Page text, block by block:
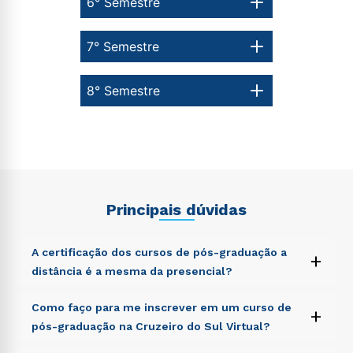
8° Semestre
7° Semestre
Principais dúvidas
A certificação dos cursos de pós-graduação a
distância é a mesma da presencial?
+
Sed ut perspiciatis unde omnis iste natus error sit
voluptatem accusantium doloremque laudantium,
totam rem aperiam, eaque ipsa quae ab illo inventore
Como faço para me inscrever em um curso de
pós-graduação na Cruzeiro do Sul Virtual?
+